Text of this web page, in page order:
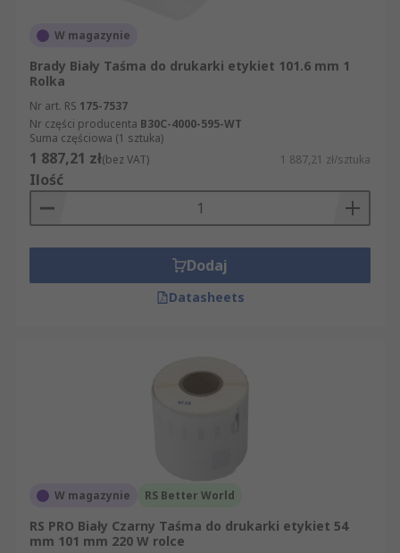
W magazynie
Brady Biały Taśma do drukarki etykiet 101.6 mm 1
Rolka
Nr art. RS 175-7537
Nr części producenta B30C-4000-595-WT
Suma częściowa (1 sztuka)
1 887,21 zł(bez VAT) 1 887,21 zł/sztuka
Ilość
Dodaj
Datasheets
W magazynie RS Better World
RS PRO Biały Czarny Taśma do drukarki etykiet 54
mm 101 mm 220 W rolce